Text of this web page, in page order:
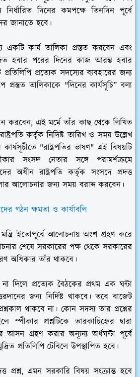
দিনের কমপক্ষে তিনদিন পূর্বে
জানাতে হবে।
একটি কার্য তালিকা প্রস্তত করবেন এবং
হবার পরের দিনের কাজ আরম্ভ হবার
প্রতিলিপি প্রত্যেক সদস্যের ব্যবহারের জন্য
তালিকাকে "দিনের কার্যসূচি” বলা
করবেন, এই মর্মে তাঁর কাছ থেকে লিখিত
কর্তৃক নিদিষ্ট তারিখ ও সময় উল্লেখ
"রাষ্ট্রপতির ভাষণ" এই বিষয়টি
সংসদ নেতার সঙ্গে পরামর্শক্রমে
অধীন রাষ্ট্রপতি কর্তৃক সংসদে প্রদত্ত
আলোচনার জন্য সময় বরাদ্দ করবেন।
গঠন ক্ষমতা ও কার্যাবলি
মন্ত্রি ইতোপূর্বে আলোচনায় অংশ গ্রহণ করে
শেষে সরকারের পক্ষ থেকে সরকারের
অধিকার তাঁর থাকবে।
দিলে প্রত্যেক বৈঠকের প্রথম এক ঘন্টা
জন্য নির্দিষ্ট থাকবে। তবে বাজেট
থাকবে না। কোন সদস্য তার প্রশ্নের
প্রশ্নটিকে তারকাচিহ্নের দ্বারা
আসন গ্রহণ করার অন্যূন্য অর্ধঘন্টা পূর্বে
প্রতিলিপি টেবিলে উপস্থাপিত হবে।
প্রশ্ন, এমন সরকারি বিষয় সংক্রান্ত হবে